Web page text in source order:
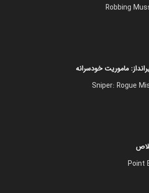
Robbing
ماموریت خودسرانه
Sniper: Rogue
Point